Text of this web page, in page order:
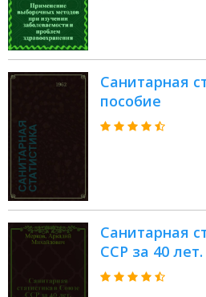
Санитарная
пособие
Санитарная
ССР за 40 лет.